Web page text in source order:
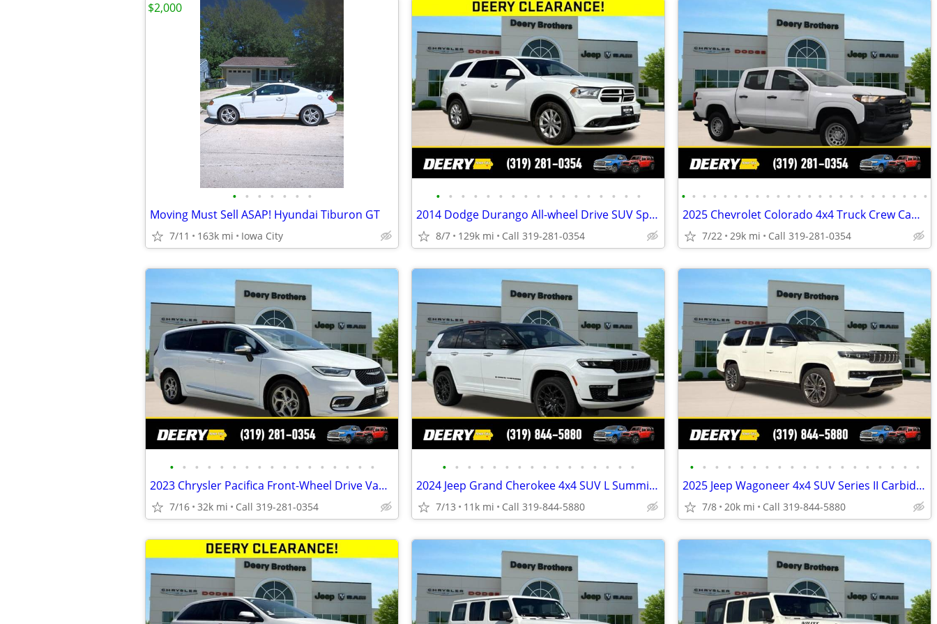
• • • • • • •
Moving Must Sell ASAP! Hyundai Tiburon GT
7/11 163k mi Iowa City
$2,000
• • • • • • • • • • • • • • • • •
2014 Dodge Durango All-wheel Drive SUV Special Service AWD
8/7 129k mi Call 319-281-0354
• • • • • • • • • • • • • • • • • • • • • • • •
2025 Chevrolet Colorado 4x4 Truck Crew Cab WT
7/22 29k mi Call 319-281-0354
• • • • • • • • • • • • • • • • •
2023 Chrysler Pacifica Front-Wheel Drive Van Passenger Van Limited
7/16 32k mi Call 319-281-0354
• • • • • • • • • • • • • • • •
2024 Jeep Grand Cherokee 4x4 SUV L Summit High Altitude 4x4
7/13 11k mi Call 319-844-5880
• • • • • • • • • • • • • • • • • • •
2025 Jeep Wagoneer 4x4 SUV Series II Carbide 4x4
7/8 20k mi Call 319-844-5880